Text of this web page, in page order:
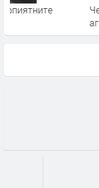
Черешите на
агнешкото за